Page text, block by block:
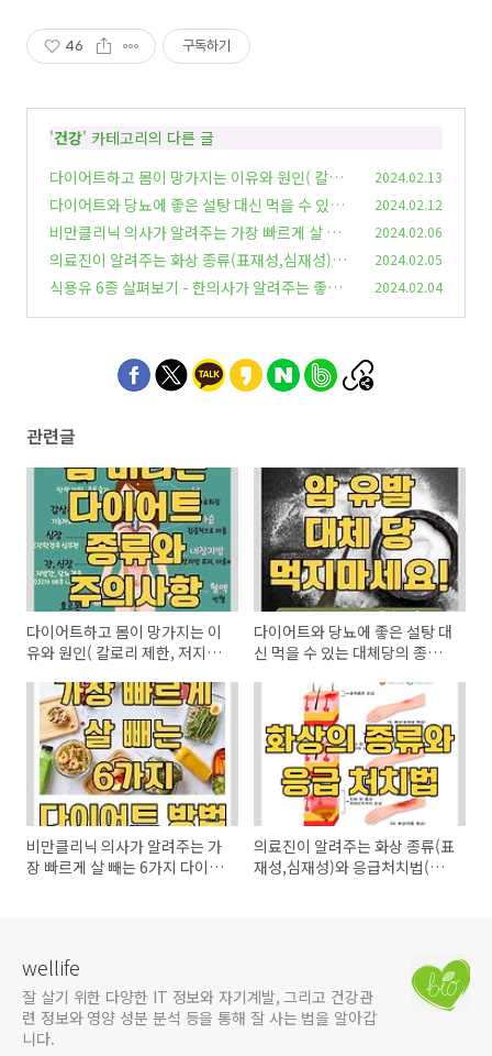
46 구독하기
'건강' 카테고리의 다른 글
다이어트하고 몸이 망가지는 이유와 원인( 칼로
리 제한, 저지방 식단, 인슐린) - 다이어트 부작용
과 안전하게 살 빼는 법
(38)
2024.02.13
다이어트와 당뇨에 좋은 설탕 대신 먹을 수 있는
대체당의 종류와 부작용 - 스테비아, 에리스리톨,
아스파탐, 알룰로스, 자일리톨 등
(34)
2024.02.12
비만클리닉 의사가 알려주는 가장 빠르게 살 빼는
6가지 다이어트 방법 - 간헐적 단식 하는 방법
(2)
2024.02.06
의료진이 알려주는 화상 종류(표재성,심재성)와
응급처치법(후시딘, 마데카솔, 화상연고, 메디폼,
2024.02.05
식용유 6종 살펴보기 - 한의사가 알려주는 좋은
2024.02.04
관련글
다이어트하고 몸이 망가지는 이
유와 원인( 칼로리 제한, 저지방
과 안전하게 살 빼는 법
다이어트와 당뇨에 좋은 설탕 대
신 먹을 수 있는 대체당의 종류
톨, 아스파탐, 알룰로스, 자일리
비만클리닉 의사가 알려주는 가
장 빠르게 살 빼는 6가지 다이어
의료진이 알려주는 화상 종류(표
재성,심재성)와 응급처치법(후
wellife
잘 살기 위한 다양한 IT 정보와 자기계발, 그리고 건강관
련 정보와 영양 성분 분석 등을 통해 잘 사는 법을 알아갑
니다.